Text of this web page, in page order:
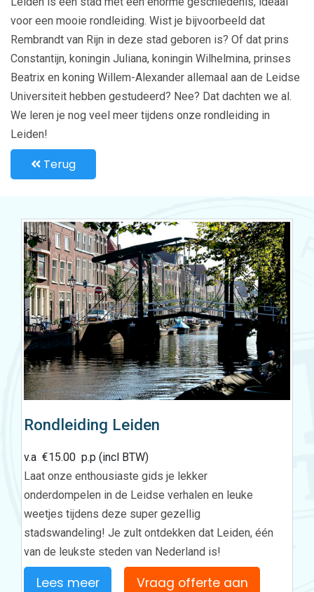
voor een mooie rondleiding. Wist je bijvoorbeeld dat
Rembrandt van Rijn in deze stad geboren is? Of dat prins
Constantijn, koningin Juliana, koningin Wilhelmina, prinses
Beatrix en koning Willem-Alexander allemaal aan de Leidse
Universiteit hebben gestudeerd? Nee? Dat dachten we al.
We leren je nog veel meer tijdens onze rondleiding in
Leiden!
Terug
Rondleiding Leiden
v.a€15.00 p.p (incl BTW)
Laat onze enthousiaste gids je lekker
onderdompelen in de Leidse verhalen en leuke
weetjes tijdens deze super gezellig
stadswandeling! Je zult ontdekken dat Leiden, één
van de leukste steden van Nederland is!
Lees meer Vraag offerte aan